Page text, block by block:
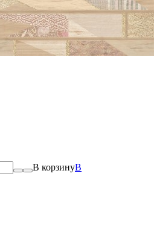
В корзинуВ